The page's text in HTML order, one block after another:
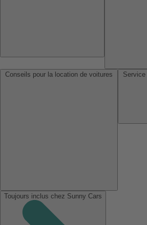
Toujours inclus chez Sunny Cars